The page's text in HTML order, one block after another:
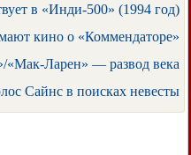
в «Инди-500» (1994 год)
кино о «Коммендаторе»
«Мак-Ларен» — развод века
Сайнс в поисках невесты